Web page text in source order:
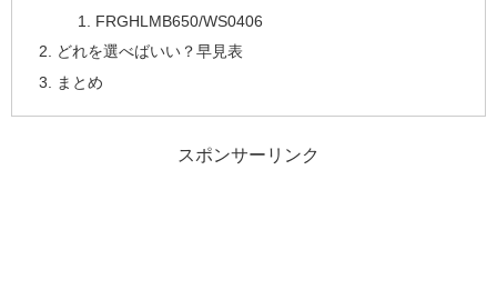
FRGHLMB650/WS0406
どれを選べばいい？早見表
まとめ
スポンサーリンク